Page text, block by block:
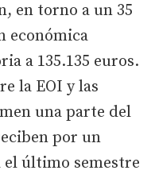
en torno a un 35
económica
a 135.135 euros.
la EOI y las
una parte del
por un
el último semestre